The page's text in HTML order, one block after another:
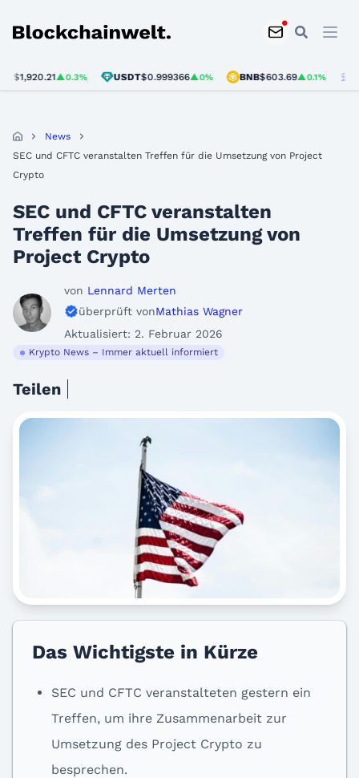
Blockchainwelt
▲0.3% USDT$0.999366▲0% BNB$603.69▲0.1% SOL
News
SEC und CFTC veranstalten Treffen für die Umsetzung von Project
Crypto
SEC und CFTC veranstalten
Treffen für die Umsetzung von
Project Crypto
von Lennard Merten
überprüft vonMathias Wagner
Aktualisiert: 2. Februar 2026
Krypto News – Immer aktuell informiert
Teilen
Das Wichtigste in Kürze
SEC und CFTC veranstalteten gestern ein
Treffen, um ihre Zusammenarbeit zur
Umsetzung des Project Crypto zu
besprechen.